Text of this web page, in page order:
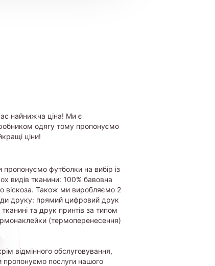
найнижча ціна! Ми є
одягу тому пропонуємо
ціни!
пропонуємо футболки на вибір із
видів тканини: 100% бавовна
віскоза. Також ми виробляємо 2
друку: прямий цифровий друк
тканині та друк принтів за типом
(термоперенесення)
відмінного обслуговування,
пропонуємо послуги нашого